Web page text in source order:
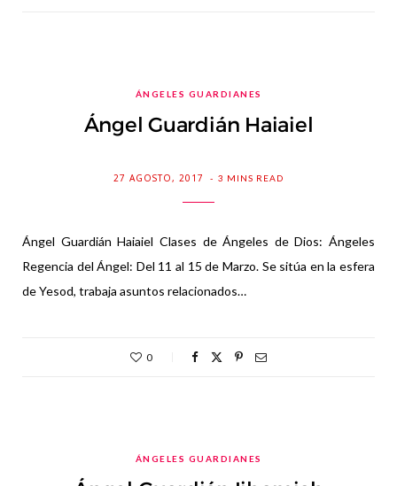
ÁNGELES GUARDIANES
Ángel Guardián Haiaiel
27 AGOSTO, 2017 3 MINS READ
Ángel Guardián Haiaiel Clases de Ángeles de Dios: Ángeles
Regencia del Ángel: Del 11 al 15 de Marzo. Se sitúa en la esfera
de Yesod, trabaja asuntos relacionados…
0
ÁNGELES GUARDIANES